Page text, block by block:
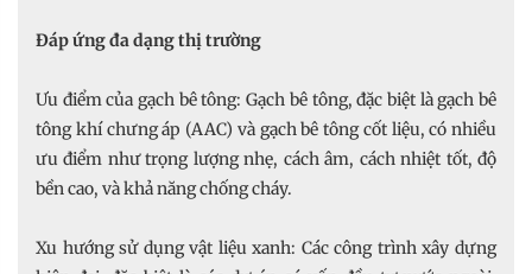
Đáp ứng đa dạng thị trường
Ưu điểm của gạch bê tông: Gạch bê tông, đặc biệt là gạch bê
tông khí chưng áp (AAC) và gạch bê tông cốt liệu, có nhiều
ưu điểm như trọng lượng nhẹ, cách âm, cách nhiệt tốt, độ
bền cao, và khả năng chống cháy.
Xu hướng sử dụng vật liệu xanh: Các công trình xây dựng